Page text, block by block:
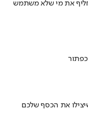
את מי שלא משתמש
את הכסף שלכם